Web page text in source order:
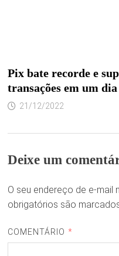
Pix bate recorde e
transações em um dia
21/12/2022
Deixe um
O seu endereço de e-mail
obrigatórios são
COMENTÁRIO *